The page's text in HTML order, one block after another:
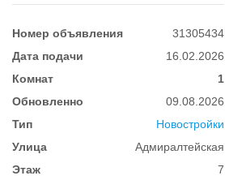
Номер объявления
31305434
Дата подачи
16.02.2026
Комнат
1
Обновленно
09.08.2026
Тип
Новостройки
Улица
Адмиралтейская
Этаж
7